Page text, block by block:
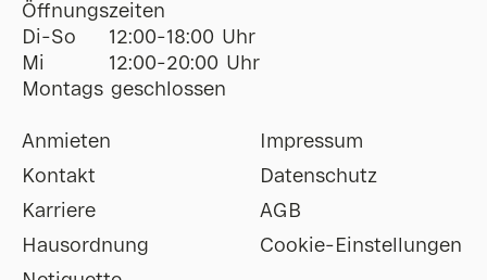
Öffnungszeiten
Di-So
12:00-18:00 Uhr
Mi
12:00-20:00 Uhr
Montags geschlossen
Anmieten
Kontakt
Karriere
Hausordnung
Impressum
Datenschutz
AGB
Cookie-Einstellungen